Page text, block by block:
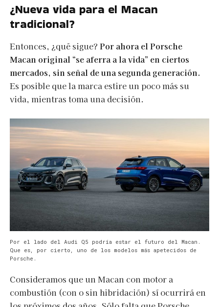
¿Nueva vida para el Macan
tradicional?
Entonces, ¿qué sigue? Por ahora el Porsche
Macan original “se aferra a la vida” en ciertos
mercados, sin señal de una segunda generación.
Es posible que la marca estire un poco más su
vida, mientras toma una decisión.
Por el lado del Audi Q5 podría estar el futuro del Macan.
Que es, por cierto, uno de los modelos más apetecidos de
Porsche.
Consideramos que un Macan con motor a
combustión (con o sin hibridación) sí ocurrirá en